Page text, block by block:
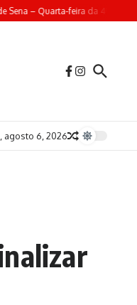
Sena – Quarta-feira da 4ª
agosto 6, 2026